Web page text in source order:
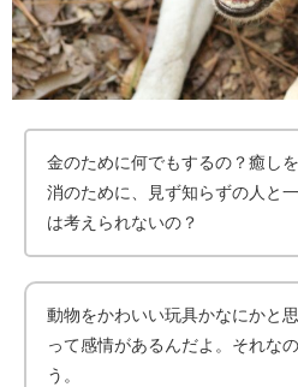
金のために何でもするの？癒し
消のために、見ず知らずの人と
は考えられないの？
動物をかわいい玩具かなにかと
って感情があるんだよ。それな
う。